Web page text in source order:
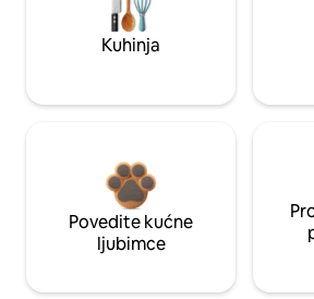
Kuhinja
Povedite kućne
ljubimce